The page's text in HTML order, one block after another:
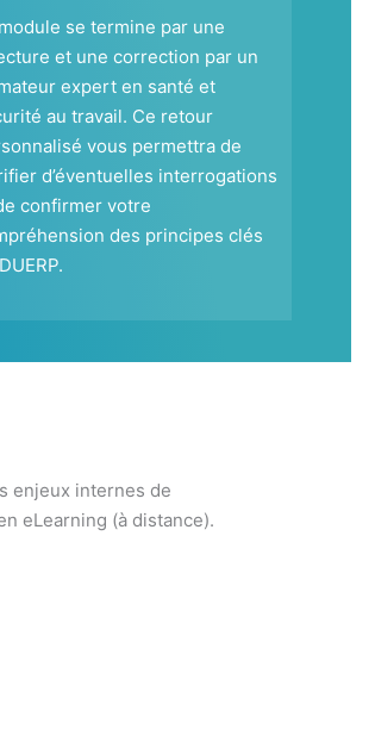
se termine par une
et une correction par un
expert en santé et
au travail. Ce retour
vous permettra de
d’éventuelles interrogations
confirmer votre
des principes clés
enjeux internes de
eLearning (à distance).